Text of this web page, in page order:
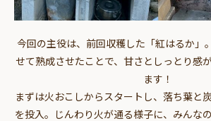
今回の主役は、前回収穫した「紅はるか」
せて熟成させたことで、甘さとしっとり感
ます！
まずは火おこしからスタートし、落ち葉と
を投入。じんわり火が通る様子に、みんな